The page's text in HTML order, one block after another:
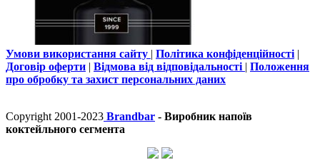
Умови використання сайту | Політика конфіденційності |
Договір оферти | Відмова від відповідальності | Положення
про обробку та захист персональних даних
Copyright 2001-2023 Brandbar - Виробник напоїв
коктейльного сегмента